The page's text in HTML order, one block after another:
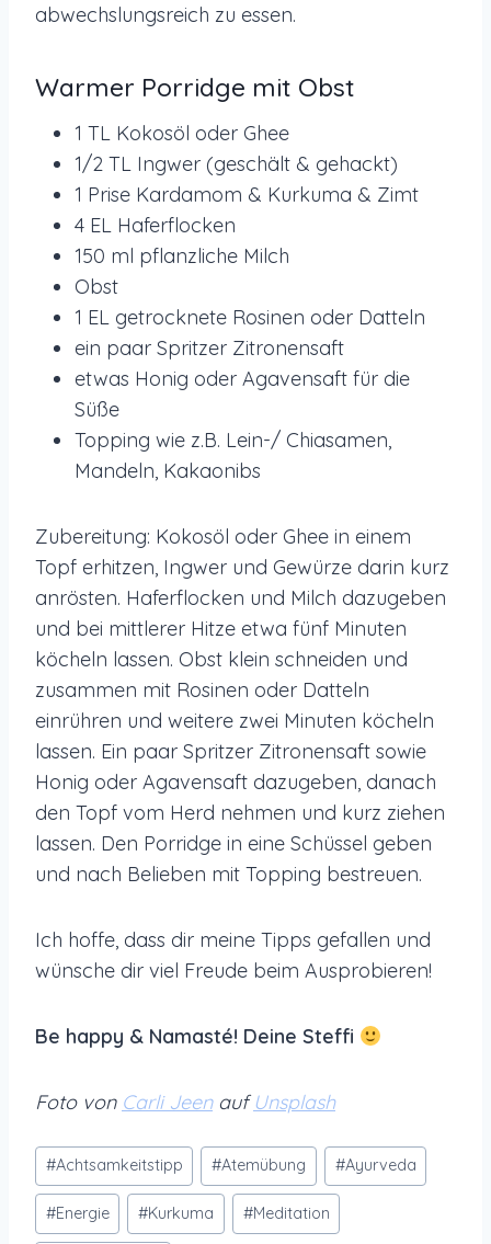
abwechslungsreich zu essen.
Warmer Porridge mit Obst
1 TL Kokosöl oder Ghee
1/2 TL Ingwer (geschält & gehackt)
1 Prise Kardamom & Kurkuma & Zimt
4 EL Haferflocken
150 ml pflanzliche Milch
Obst
1 EL getrocknete Rosinen oder Datteln
ein paar Spritzer Zitronensaft
etwas Honig oder Agavensaft für die
Süße
Topping wie z.B. Lein-/ Chiasamen,
Mandeln, Kakaonibs
Zubereitung: Kokosöl oder Ghee in einem
Topf erhitzen, Ingwer und Gewürze darin kurz
anrösten. Haferflocken und Milch dazugeben
und bei mittlerer Hitze etwa fünf Minuten
köcheln lassen. Obst klein schneiden und
zusammen mit Rosinen oder Datteln
einrühren und weitere zwei Minuten köcheln
lassen. Ein paar Spritzer Zitronensaft sowie
Honig oder Agavensaft dazugeben, danach
den Topf vom Herd nehmen und kurz ziehen
lassen. Den Porridge in eine Schüssel geben
und nach Belieben mit Topping bestreuen.
Ich hoffe, dass dir meine Tipps gefallen und
wünsche dir viel Freude beim Ausprobieren!
Be happy & Namasté! Deine Steffi
Foto von Carli JeenaufUnsplash
Schlagworte:
#Achtsamkeitstipp #Atemübung #Ayurveda
#Energie #Kurkuma #Meditation